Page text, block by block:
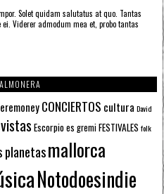
Solet quidam salutatus at quo. Tantas
Viderer admodum mea et, probo tantas
CONCIERTOS cultura David
Escorpioes gremiFESTIVALES folk
planetasmallorca
Notodoesindie